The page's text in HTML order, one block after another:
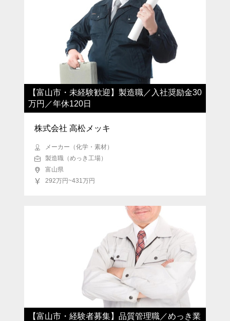
【富山市・未経験歓迎】製造職／入社奨励金30
万円／年休120日
株式会社 高松メッキ
メーカー（化学・素材）
製造職（めっき工場）
富山県
292万円~431万円
【富山市・経験者募集】品質管理職／めっき業